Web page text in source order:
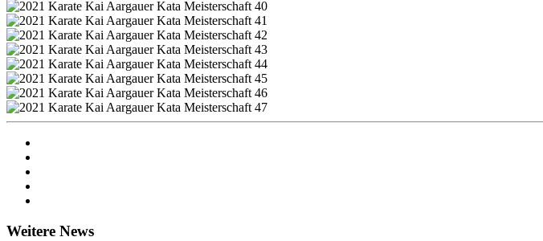
Weitere News